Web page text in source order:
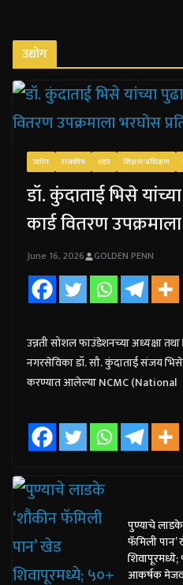
उद्योग
उद्योग राजकीय शहर शिक्षण-प्रशिक्षण
डॉ. कुंदाताई भिसे
कार्ड वितरण
June 16, 2026 GOLDEN PENN
उन्नती सोशल फाउंडेशनच्या अध्यक्षा
नगरसेविका डॉ. सौ. कुंदाताई संजय
करण्यात आलेल्या NCMC (National
पुण्याचे
फॅमिली पान’
आकर्षक